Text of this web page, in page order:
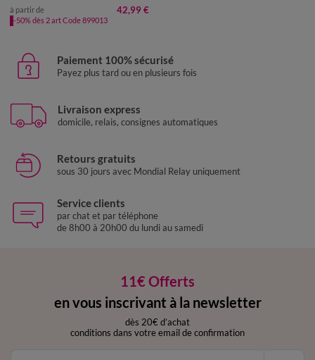
à partir de 42,99 €
-50% dès 2 art Code 899013
Paiement 100% sécurisé
Payez plus tard ou en plusieurs fois
Livraison express
domicile, relais, consignes automatiques
Retours gratuits
sous 30 jours avec Mondial Relay uniquement
Service clients
par chat et par téléphone
de 8h00 à 20h00 du lundi au samedi
11€ Offerts
en vous inscrivant à la newsletter
dès 20€ d’achat
conditions dans votre email de confirmation